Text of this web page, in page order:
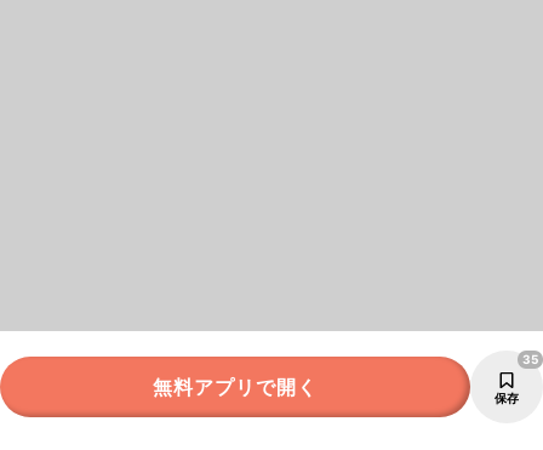
無料アプリで開く 保存
35